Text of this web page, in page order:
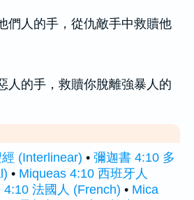
們人的手，從仇敵手中救贖他
人的手，救贖你脫離強暴人的
(Interlinear) • 彌迦書 4:10 多
• Miqueas 4:10 西班牙人
4:10 法國人 (French) • Mica